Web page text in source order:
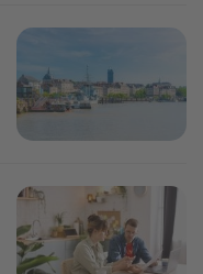
Image
Image